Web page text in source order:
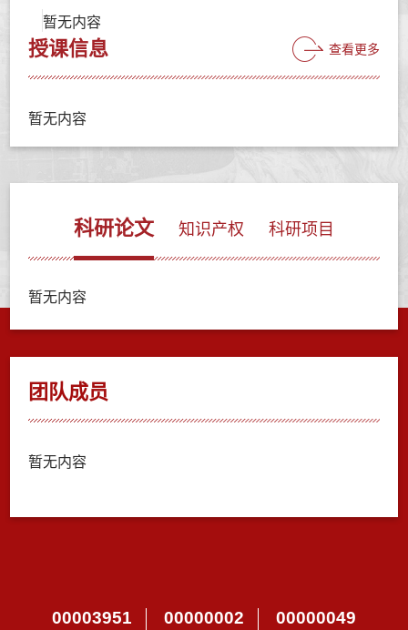
暂无内容
授课信息 查看更多
暂无内容
科研论文 知识产权 科研项目
暂无内容
团队成员
暂无内容
00003951 00000002 00000049